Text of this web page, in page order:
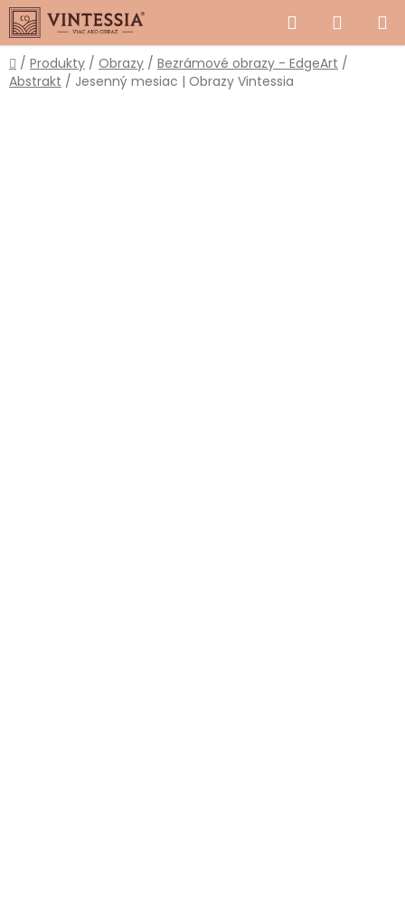
Prejsť
na
obsah
Hľadať
KOŠÍK
Domov
/ Produkty / Obrazy / Bezrámové obrazy - EdgeArt /
Abstrakt / Jesenný mesiac | Obrazy Vintessia